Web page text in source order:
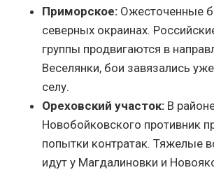
Приморское: Ожесточенные
северных окраинах.
группы продвигаются в
Веселянки, бои завязались
селу.
Ореховский участок: В
Новобойковского противник
попытки контратак. Тяжелые
идут у Магдалиновки и